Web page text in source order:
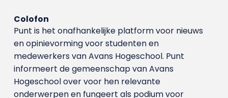
Colofon
Punt is het onafhankelijke platform voor nieuws
en opinievorming voor studenten en
medewerkers van Avans Hoge­school. Punt
informeert de gemeenschap van Avans
Hogeschool over voor hen relevante
onderwerpen en fungeert als podium voor